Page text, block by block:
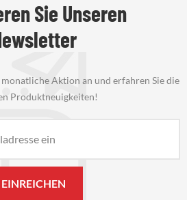
Sie Unseren
Aktion an und erfahren Sie die
Produktneuigkeiten!